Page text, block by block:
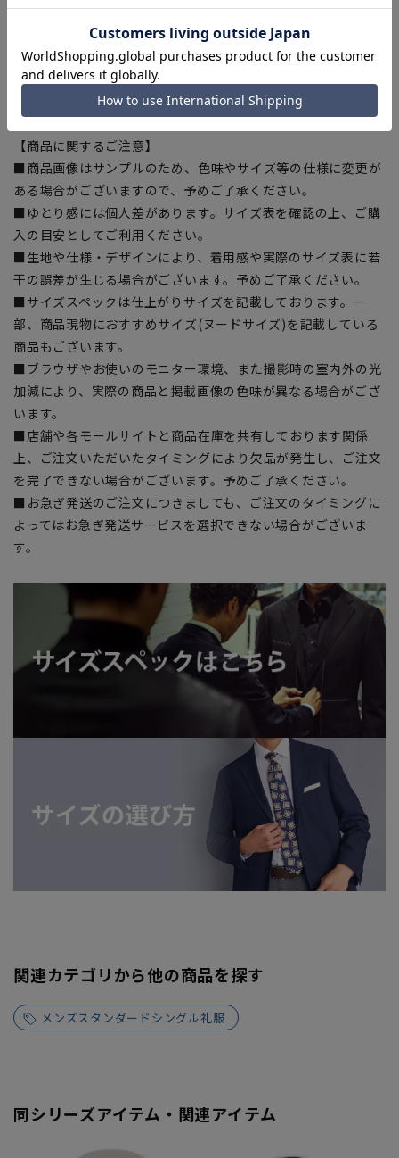
用しています。ECOBLUE®はマテリアルリサイクルにより、ペ
ットボトルを繊維へと再生しています。
■喪服・礼服・夏喪服・夏礼服
【シルエット】《標準》 (当社比)
【商品に関するご注意】
■商品画像はサンプルのため、色味やサイズ等の仕様に変更が
ある場合がございますので、予めご了承ください。
■ゆとり感には個人差があります。サイズ表を確認の上、ご購
入の目安としてご利用ください。
■生地や仕様・デザインにより、着用感や実際のサイズ表に若
干の誤差が生じる場合がございます。予めご了承ください。
■サイズスペックは仕上がりサイズを記載しております。一
部、商品現物におすすめサイズ(ヌードサイズ)を記載している
商品もございます。
■ブラウザやお使いのモニター環境、また撮影時の室内外の光
加減により、実際の商品と掲載画像の色味が異なる場合がござ
います。
■店舗や各モールサイトと商品在庫を共有しております関係
上、ご注文いただいたタイミングにより欠品が発生し、ご注文
を完了できない場合がございます。予めご了承ください。
■お急ぎ発送のご注文につきましても、ご注文のタイミングに
よってはお急ぎ発送サービスを選択できない場合がございま
す。
関連カテゴリから他の商品を探す
メンズスタンダードシングル礼服
同シリーズアイテム・関連アイテム